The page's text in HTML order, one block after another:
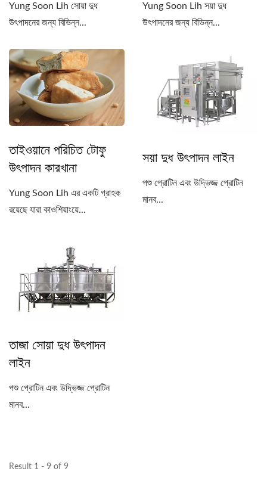
Yung Soon Lih সোয়া দুধ
উৎপাদনের জন্য বিভিন্ন...
Yung Soon Lih সয়া দুধ
উৎপাদনের জন্য বিভিন্ন...
তাইওয়ানে পরিচিত টোফু
উৎপাদন কারখানা
Yung Soon Lih এর একটি গ্রাহক
রয়েছে যারা কাওশিয়াংয়ে...
সয়া দুধ উৎপাদন লাইন
পশু প্রোটিন এবং উদ্ভিজ্জ প্রোটিন
মানব...
তাজা সোয়া দুধ উৎপাদন
লাইন
পশু প্রোটিন এবং উদ্ভিজ্জ প্রোটিন
মানব...
Result 1 - 9 of 9